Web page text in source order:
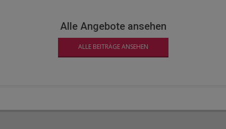
Alle Angebote ansehen
ALLE BEITRÄGE ANSEHEN